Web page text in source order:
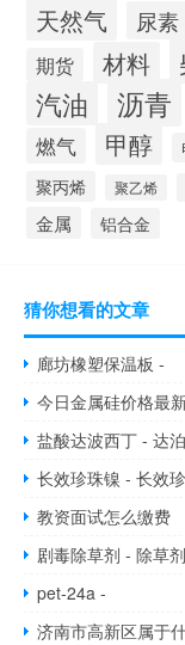
天然气 尿素
期货 材料
汽油 沥青
燃气 甲醇
聚丙烯 聚乙烯
金属 铝合金
猜你想看的文章
廊坊橡塑保温板 -
今日金属硅价格最
盐酸达波西丁 - 达
长效珍珠镍 - 长效
教资面试怎么缴费
剧毒除草剂 - 除草
pet-24a -
济南市高新区属于